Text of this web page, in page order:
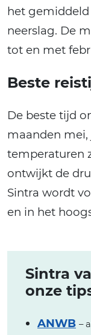
het gemiddeld
neerslag. De
tot en met
Beste
De beste tijd
maanden
temperaturen
ontwijkt de
Sintra wordt
en in het
Sintra
onze
ANWB –